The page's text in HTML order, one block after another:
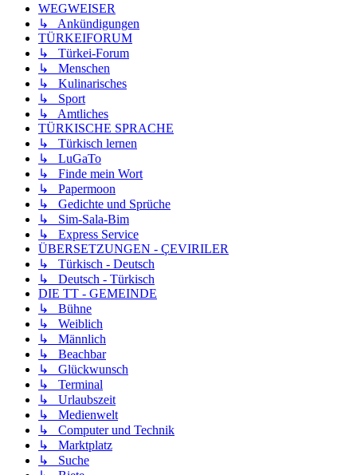
WEGWEISER
↳ Ankündigungen
TÜRKEIFORUM
↳ Türkei-Forum
↳ Menschen
↳ Kulinarisches
↳ Sport
↳ Amtliches
TÜRKISCHE SPRACHE
↳ Türkisch lernen
↳ LuGaTo
↳ Finde mein Wort
↳ Papermoon
↳ Gedichte und Sprüche
↳ Sim-Sala-Bim
↳ Express Service
ÜBERSETZUNGEN - ÇEVIRILER
↳ Türkisch - Deutsch
↳ Deutsch - Türkisch
DIE TT - GEMEINDE
↳ Bühne
↳ Weiblich
↳ Männlich
↳ Beachbar
↳ Glückwunsch
↳ Terminal
↳ Urlaubszeit
↳ Medienwelt
↳ Computer und Technik
↳ Marktplatz
↳ Suche